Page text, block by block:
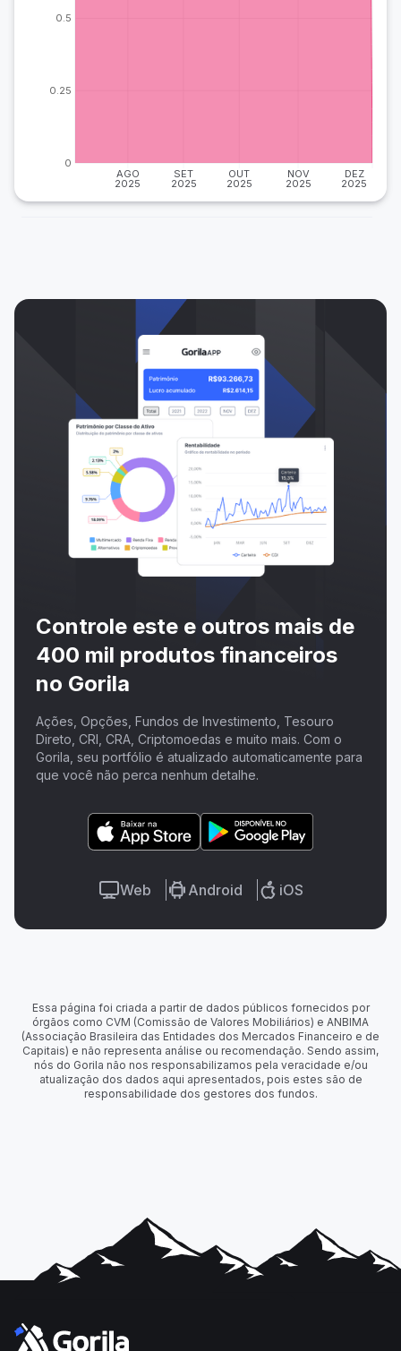
AGO
2025
SET
2025
OUT
2025
NOV
2025
DEZ
2025
0
0.25
0.5
Controle este e outros mais de
400 mil produtos financeiros
no Gorila
Ações, Opções, Fundos de Investimento, Tesouro
Direto, CRI, CRA, Criptomoedas e muito mais. Com o
Gorila, seu portfólio é atualizado automaticamente para
que você não perca nenhum detalhe.
Web Android iOS
Essa página foi criada a partir de dados públicos fornecidos por
órgãos como CVM (Comissão de Valores Mobiliários) e ANBIMA
(Associação Brasileira das Entidades dos Mercados Financeiro e de
Capitais) e não representa análise ou recomendação. Sendo assim,
nós do Gorila não nos responsabilizamos pela veracidade e/ou
atualização dos dados aqui apresentados, pois estes são de
responsabilidade dos gestores dos fundos.